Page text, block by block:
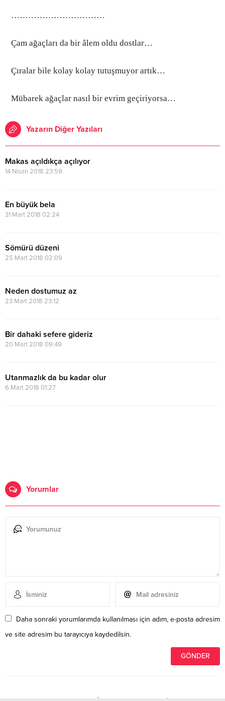
………………………… …
Çam ağaçları da bir âlem oldu dostlar…
Çıralar bile kolay kolay tutuşmuyor artık…
Mübarek ağaçlar nasıl bir evrim geçiriyorsa…
Yazarın Diğer Yazıları
Makas açıldıkça açılıyor
14 Nisan 2018 23:59
En büyük bela
31 Mart 2018 02:24
Sömürü düzeni
25 Mart 2018 02:09
Neden dostumuz az
23 Mart 2018 23:12
Bir dahaki sefere gideriz
20 Mart 2018 09:49
Utanmazlık da bu kadar olur
6 Mart 2018 01:27
Yorumlar
Daha sonraki yorumlarımda kullanılması için adım, e-posta adresim
ve site adresim bu tarayıcıya kaydedilsin.